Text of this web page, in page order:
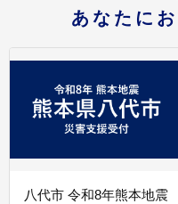
あなたに
八代市 令和8年熊本地震